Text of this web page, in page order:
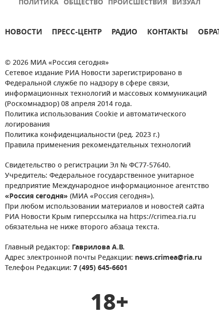
ПОЛИТИКА ОБЩЕСТВО ПРОИСШЕСТВИЯ ВИЗУАЛ
НОВОСТИ ПРЕСС-ЦЕНТР РАДИО КОНТАКТЫ
© 2026 МИА «Россия сегодня»
Сетевое издание РИА Новости зарегистрировано в
Федеральной службе по надзору в сфере связи,
информационных технологий и массовых коммуникаций
(Роскомнадзор) 08 апреля 2014 года.
Политика использования Cookie и автоматического
логирования
Политика конфиденциальности (ред. 2023 г.)
Правила применения рекомендательных технологий
Свидетельство о регистрации Эл № ФС77-57640.
Учредитель: Федеральное государственное унитарное
предприятие Международное информационное агентство
«Россия сегодня» (МИА «Россия сегодня»).
При любом использовании материалов и новостей сайта
РИА Новости Крым гиперссылка на https://crimea.ria.ru
обязательна не ниже второго абзаца текста.
Главный редактор: Гаврилова А.В.
Адрес электронной почты Редакции: news.crimea@ria.ru
Телефон Редакции: 7 (495) 645-6601
18+